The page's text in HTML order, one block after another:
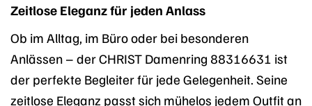
Zeitlose Eleganz für jeden Anlass
Ob im Alltag, im Büro oder bei besonderen
Anlässen – der CHRIST Damenring 88316631 ist
der perfekte Begleiter für jede Gelegenheit. Seine
zeitlose Eleganz passt sich mühelos jedem Outfit an